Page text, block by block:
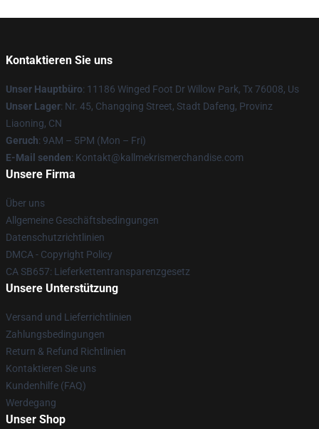
Kontaktieren Sie uns
Unser Hauptbüro: 11186 Winged Foot Dr Willow Park, Tx 76008, Us
Unser Lager: Nr. 45, Changqing Street, Stadt Dafeng, Provinz
Liaoning, CN
Geruch: 9AM – 5PM (Mon – Fri)
E-Mail senden: Kontakt@kallmekrismerchandise.com
Unsere Firma
Über uns
Allgemeine Geschäftsbedingungen
Datenschutzrichtlinien
DMCA - Copyright Policy
CA SB657: Lieferkettentransparenzgesetz
Unsere Unterstützung
Versand und Lieferrichtlinien
Zahlungsbedingungen
Return & Refund Richtlinien
Kontaktieren Sie uns
Kundenhilfe (FAQ)
Werdegang
Unser Shop